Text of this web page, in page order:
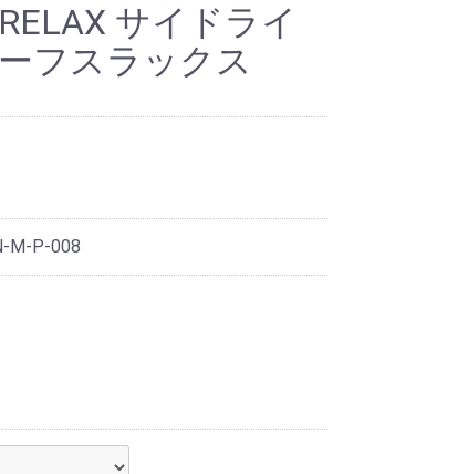
サイドライ
フスラックス
M-P-008